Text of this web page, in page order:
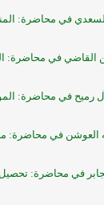
السعدي في محاضرة:
القاضي في محاضرة:
رميح في محاضرة:
العوشن في محاضرة:
في محاضرة: